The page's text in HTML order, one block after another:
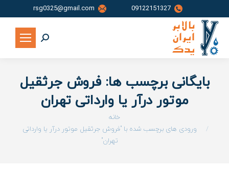
09122151327
rsg0325@gmail.com
جستجو:
بایگانی برچسب ها:فروش جرثقیل
موتور درآر یا وارداتی تهران
خانه
ورودی های برچسب شده با "فروش جرثقیل موتور درآر یا وارداتی
تهران"